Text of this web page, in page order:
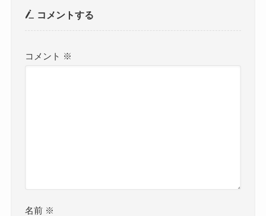
コメントする
コメント ※
名前 ※